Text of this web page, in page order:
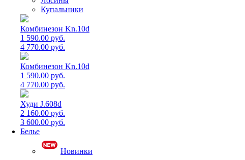
Купальники
Комбинезон Kn.10d
1 590.00 руб.
4 770.00 руб.
Комбинезон Kn.10d
1 590.00 руб.
4 770.00 руб.
Худи J.608d
2 160.00 руб.
3 600.00 руб.
Белье
Новинки